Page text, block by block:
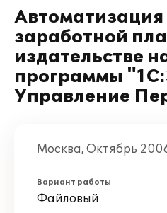
Автоматизация
заработной
издательстве
программы
Управление
Москва, Октябрь
Вариант работы
Файловый